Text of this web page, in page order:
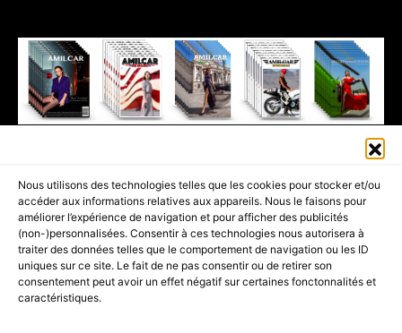
Nous utilisons des technologies telles que les cookies pour stocker et/ou
accéder aux informations relatives aux appareils. Nous le faisons pour
améliorer l’expérience de navigation et pour afficher des publicités
(non-)personnalisées. Consentir à ces technologies nous autorisera à
traiter des données telles que le comportement de navigation ou les ID
uniques sur ce site. Le fait de ne pas consentir ou de retirer son
consentement peut avoir un effet négatif sur certaines fonctonnalités et
caractéristiques.
PART OF THEAMILCAR MAGAZINE GROUP.EDITOR - ADVERTISING
AGENCE MEDIANE.
ACCUEIL BEST OF LUXE
35 MAGAZINES
SHOPPING & CONCIERGERIE
Voyages Contact